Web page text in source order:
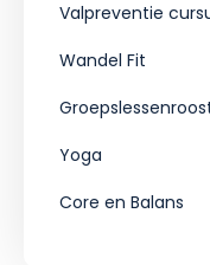
Valpreventie
Wandel Fit
Yoga
Core en Balans